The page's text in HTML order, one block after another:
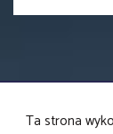
Ta strona